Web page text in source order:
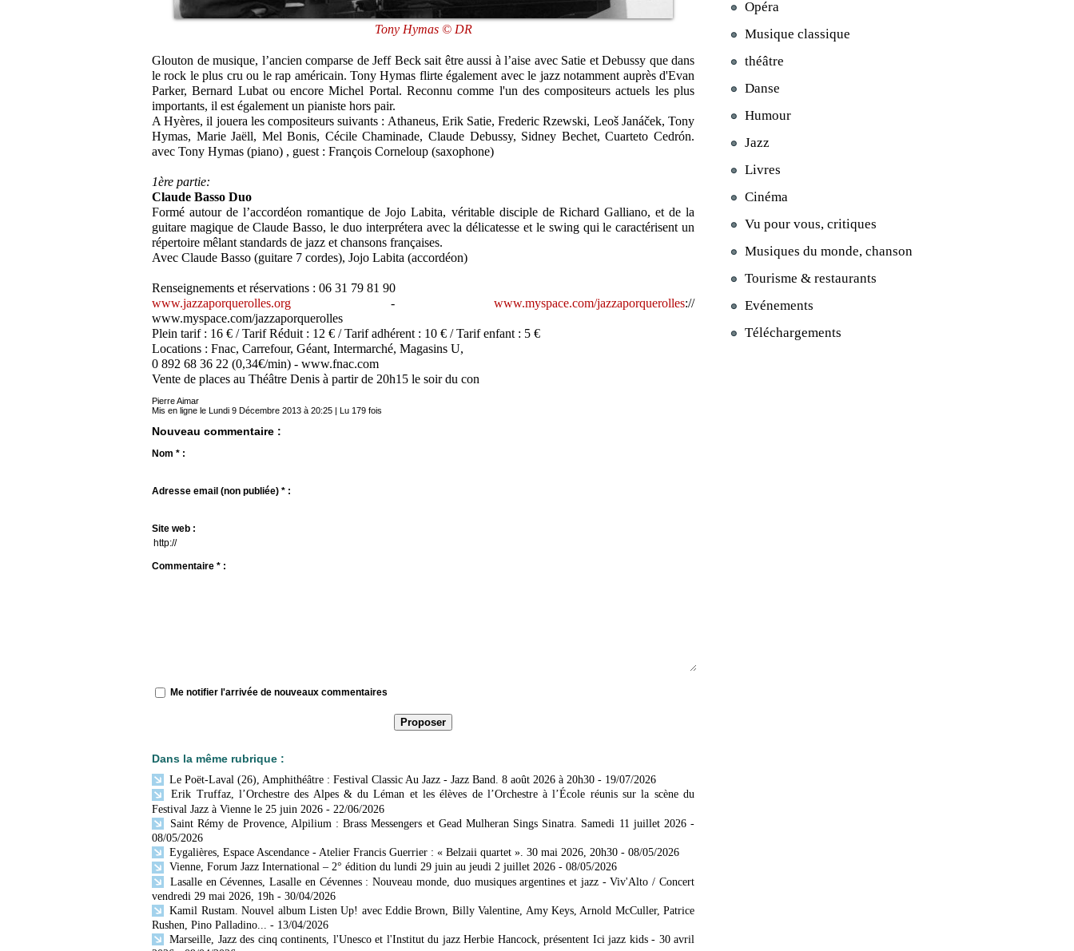
Tony Hymas © DR
Glouton de musique, l’ancien comparse de Jeff Beck sait être aussi à l’aise avec Satie et Debussy que dans
le rock le plus cru ou le rap américain. Tony Hymas flirte également avec le jazz notamment auprès d'Evan
Parker, Bernard Lubat ou encore Michel Portal. Reconnu comme l'un des compositeurs actuels les plus
importants, il est également un pianiste hors pair.
A Hyères, il jouera les compositeurs suivants : Athaneus, Erik Satie, Frederic Rzewski, Leoš Janáček, Tony
Hymas, Marie Jaëll, Mel Bonis, Cécile Chaminade, Claude Debussy, Sidney Bechet, Cuarteto Cedrón.
avec Tony Hymas (piano) , guest : François Corneloup (saxophone)
1ère partie:
Claude Basso Duo
Formé autour de l’accordéon romantique de Jojo Labita, véritable disciple de Richard Galliano, et de la
guitare magique de Claude Basso, le duo interprétera avec la délicatesse et le swing qui le caractérisent un
répertoire mêlant standards de jazz et chansons françaises.
Avec Claude Basso (guitare 7 cordes), Jojo Labita (accordéon)
Renseignements et réservations : 06 31 79 81 90
www.jazzaporquerolles.org -www.myspace.com/jazzaporquerolles://
www.myspace.com/jazzaporquerolles
Plein tarif : 16 € / Tarif Réduit : 12 € / Tarif adhérent : 10 € / Tarif enfant : 5 €
Locations : Fnac, Carrefour, Géant, Intermarché, Magasins U,
0 892 68 36 22 (0,34€/min) - www.fnac.com
Vente de places au Théâtre Denis à partir de 20h15 le soir du con
Pierre Aimar
Mis en ligne le Lundi 9 Décembre 2013 à 20:25 | Lu 179 fois
Nouveau commentaire :
Nom * :
Adresse email (non publiée) * :
Site web :
Commentaire * :
Me notifier l'arrivée de nouveaux commentaires
Dans la même rubrique :
Le Poët-Laval (26), Amphithéâtre : Festival Classic Au Jazz - Jazz Band. 8 août 2026 à 20h30 - 19/07/2026
Erik Truffaz, l’Orchestre des Alpes & du Léman et les élèves de l’Orchestre à l’École réunis sur la scène du
Festival Jazz à Vienne le 25 juin 2026 - 22/06/2026
Saint Rémy de Provence, Alpilium : Brass Messengers et Gead Mulheran Sings Sinatra. Samedi 11 juillet 2026 -
08/05/2026
Eygalières, Espace Ascendance - Atelier Francis Guerrier : « Belzaii quartet ». 30 mai 2026, 20h30 - 08/05/2026
Vienne, Forum Jazz International – 2° édition du lundi 29 juin au jeudi 2 juillet 2026 - 08/05/2026
Lasalle en Cévennes, Lasalle en Cévennes : Nouveau monde, duo musiques argentines et jazz - Viv'Alto / Concert
vendredi 29 mai 2026, 19h - 30/04/2026
Kamil Rustam. Nouvel album Listen Up! avec Eddie Brown, Billy Valentine, Amy Keys, Arnold McCuller, Patrice
Rushen, Pino Palladino... - 13/04/2026
Marseille, Jazz des cinq continents, l'Unesco et l'Institut du jazz Herbie Hancock, présentent Ici jazz kids - 30 avril
Opéra
Musique classique
théâtre
Danse
Humour
Jazz
Livres
Cinéma
Vu pour vous, critiques
Musiques du monde, chanson
Tourisme & restaurants
Evénements
Téléchargements